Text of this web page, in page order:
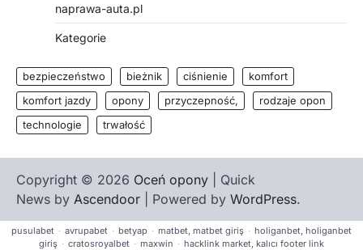
naprawa-auta.pl
Kategorie
bezpieczeństwo bieżnik ciśnienie
komfort
komfort jazdy
opony przyczepność,
rodzaje opon
technologie
trwałość
Copyright © 2026 Oceń opony | Quick
News by Ascendoor | Powered by WordPress.
pusulabet · avrupabet · betyap · matbet, matbet giriş · holiganbet, holiganbet
giriş · cratosroyalbet · maxwin · hacklink market, kalıcı footer link